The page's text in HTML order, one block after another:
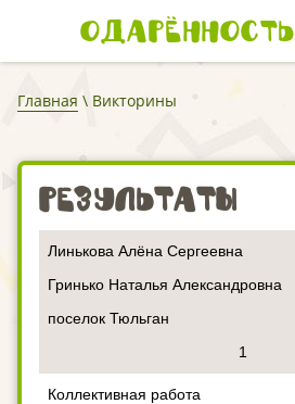
Одарённость
Главная \ Викторины
Результаты
Линькова Алёна Сергеевна
Гринько Наталья Александровна
поселок Тюльган
1
Коллективная работа